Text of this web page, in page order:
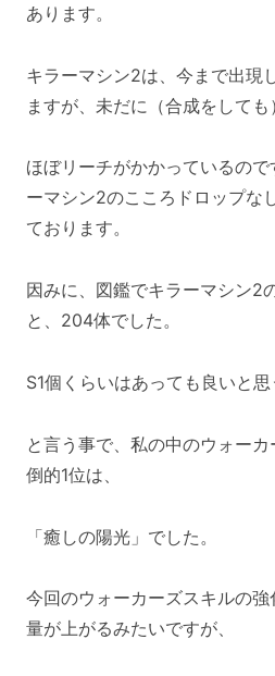
あります。
キラーマシン2は、今まで出現
ますが、未だに（合成をしても
ほぼリーチがかかっているの
ーマシン2のこころドロップな
ております。
因みに、図鑑でキラーマシン2
と、204体でした。
S1個くらいはあっても良いと思
と言う事で、私の中のウォー
倒的1位は、
「癒しの陽光」でした。
今回のウォーカーズスキルの
量が上がるみたいですが、